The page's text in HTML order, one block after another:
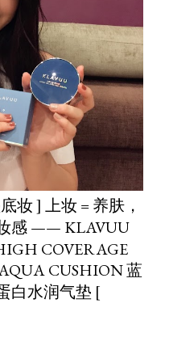
妆 ] 上妆 = 养肤，
感 —— KLAVUU
COVERAGE
CUSHION 蓝
白水润气垫 [